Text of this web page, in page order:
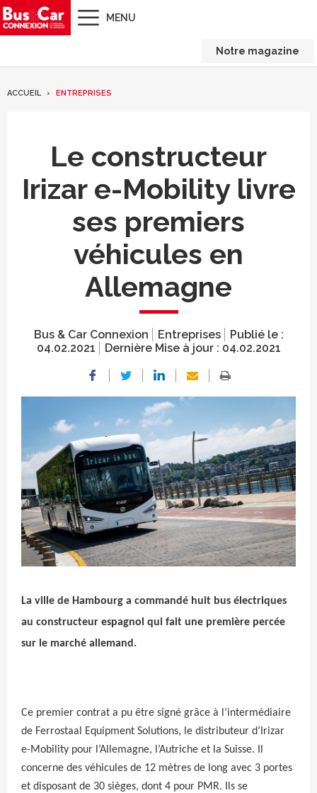
MENU
Notre magazine
ACCUEIL ENTREPRISES
Le constructeur
Irizar e-Mobility livre
ses premiers
véhicules en
Allemagne
Bus & Car Connexion Entreprises
Publié le :
04.02.2021
Dernière Mise à jour : 04.02.2021
Crédit photo
La ville de Hambourg a commandé huit bus électriques
au constructeur espagnol qui fait une première percée
sur le marché allemand.
Ce premier contrat a pu être signé grâce à l’intermédiaire
de Ferrostaal Equipment Solutions, le distributeur d’Irizar
e-Mobility pour l’Allemagne, l’Autriche et la Suisse. Il
concerne des véhicules de 12 mètres de long avec 3 portes
et disposant de 30 sièges, dont 4 pour PMR. Ils se